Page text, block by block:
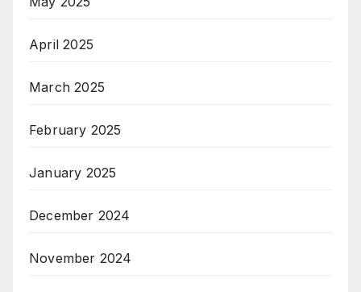
April 2025
March 2025
February 2025
January 2025
December 2024
November 2024